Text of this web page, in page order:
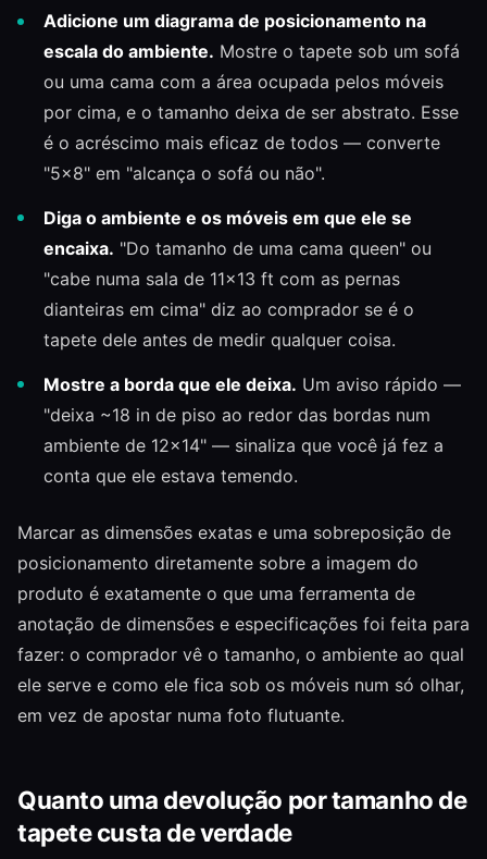
Adicione um diagrama de posicionamento na
escala do ambiente. Mostre o tapete sob um sofá
ou uma cama com a área ocupada pelos móveis
por cima, e o tamanho deixa de ser abstrato. Esse
é o acréscimo mais eficaz de todos — converte
"5×8" em "alcança o sofá ou não".
Diga o ambiente e os móveis em que ele se
encaixa. "Do tamanho de uma cama queen" ou
"cabe numa sala de 11×13 ft com as pernas
dianteiras em cima" diz ao comprador se é o
tapete dele antes de medir qualquer coisa.
Mostre a borda que ele deixa. Um aviso rápido —
"deixa ~18 in de piso ao redor das bordas num
ambiente de 12×14" — sinaliza que você já fez a
conta que ele estava temendo.
Marcar as dimensões exatas e uma sobreposição de
posicionamento diretamente sobre a imagem do
produto é exatamente o que uma ferramenta de
anotação de dimensões e especificações foi feita para
fazer: o comprador vê o tamanho, o ambiente ao qual
ele serve e como ele fica sob os móveis num só olhar,
em vez de apostar numa foto flutuante.
Quanto uma devolução por tamanho de
tapete custa de verdade